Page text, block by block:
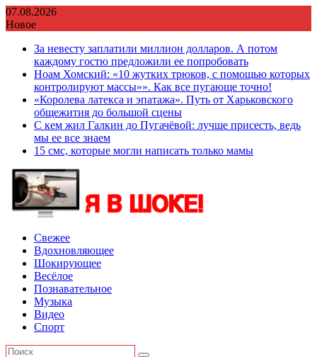
Перейти
к
07.08.2026
Новое
За невесту заплатили миллион долларов. А потом
каждому гостю предложили ее попробовать
Ноам Хомский: «10 жутких трюков, с помощью которых
контролируют массы»». Как все пугающе точно!
«Королева латекса и эпатажа». Путь от Харьковского
общежития до большой сцены
С кем жил Галкин до Пугачёвой: лучше присесть, ведь
мы ее все знаем
15 смс, которые могли написать только мамы
Свежее
Вдохновляющее
Шокирующее
Весёлое
Познавательное
Музыка
Видео
Спорт